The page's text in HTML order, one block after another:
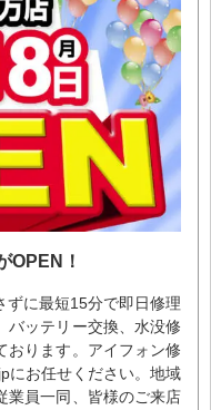
OPEN！
ずに最短15分で即日修理
バッテリー交換、水没修
おります。アイフォン修
にお任せください。地域
業員一同、皆様のご来店